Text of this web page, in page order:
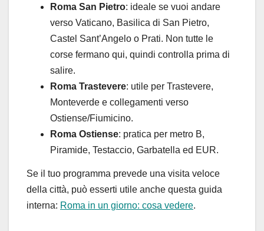
Roma San Pietro: ideale se vuoi andare
verso Vaticano, Basilica di San Pietro,
Castel Sant’Angelo o Prati. Non tutte le
corse fermano qui, quindi controlla prima di
salire.
Roma Trastevere: utile per Trastevere,
Monteverde e collegamenti verso
Ostiense/Fiumicino.
Roma Ostiense: pratica per metro B,
Piramide, Testaccio, Garbatella ed EUR.
Se il tuo programma prevede una visita veloce
della città, può esserti utile anche questa guida
interna: Roma in un giorno: cosa vedere.